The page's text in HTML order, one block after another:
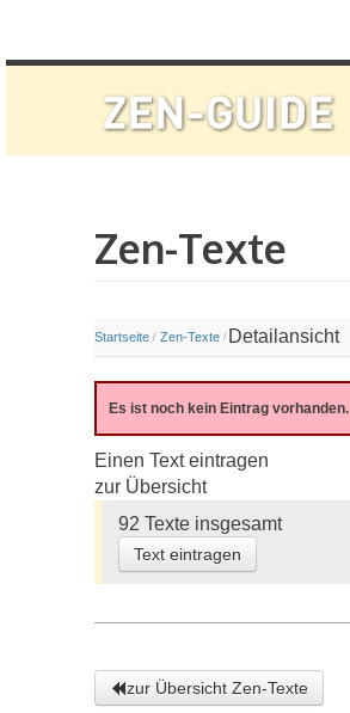
Zen-Texte
Startseite / Zen-Texte / Detailansicht
Es ist noch kein Eintrag vorhanden.
Einen Text eintragen
zur Übersicht
92 Texte insgesamt
Text eintragen
zur Übersicht Zen-Texte